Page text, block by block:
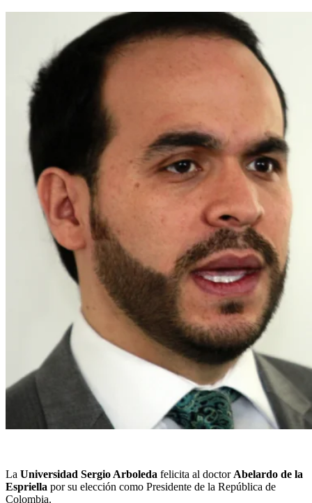
La Universidad Sergio Arboleda felicita al doctor Abelardo de la
Espriella por su elección como Presidente de la República de
Colombia.